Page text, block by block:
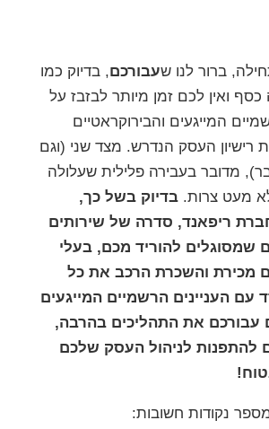
ברור לנו שעבורכם, בדיוק כמו
כסף ואין לכם זמן מיותר לבזבז על
המייגעים והבירוקראטיים
רישיון העסק הנדרש. מצד שני (וגם
מדובר בעבירה פלילית שעלולה
מעט צרות.בדיוק בשל כך,
ריפאנד, סדרה של שירותים
שמסוגלים להוריד מכם, בעלי
מכירת והשכרת הרכב את כל
עם העניינים הרשמיים המייגעים
עבורכם את התהליכים בהרבה,
להתפנות לניהול העסק שלכם
נקודות חשובות: